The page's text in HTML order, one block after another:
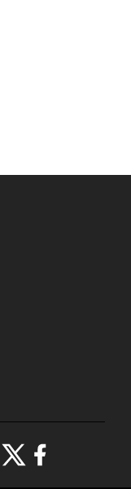
Ecrivons Angers sur X
Ecrivons Angers sur